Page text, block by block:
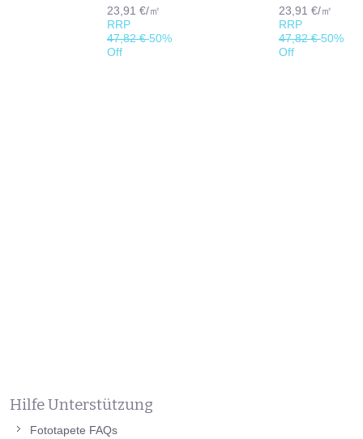
23,91 €/㎡
RRP
47,82 €50%
Off
23,91 €/㎡
RRP
47,82 €50%
Off
Hilfe Unterstützung
Fototapete FAQs